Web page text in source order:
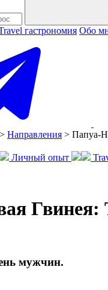
гастрономия Обо
> Направления > Папуа-
Личный опыт
Гвинея:
мужчин.